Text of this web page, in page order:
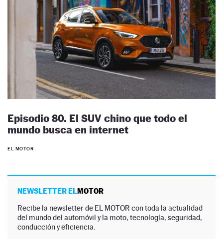
Episodio 80. El SUV chino que todo el
mundo busca en internet
EL MOTOR
NEWSLETTER ELMOTOR
Recibe la newsletter de EL MOTOR con toda la actualidad
del mundo del automóvil y la moto, tecnología, seguridad,
conducción y eficiencia.